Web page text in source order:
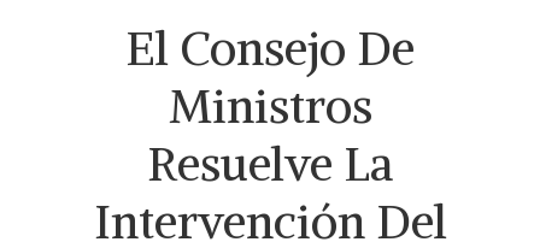
El Consejo De
Ministros
Resuelve La
Intervención Del